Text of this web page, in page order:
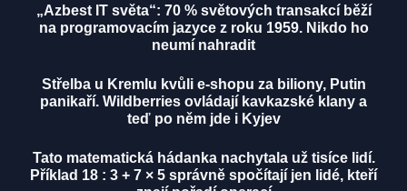
„Azbest IT světa“: 70 % světových transakcí běží
na programovacím jazyce z roku 1959. Nikdo ho
neumí nahradit
Střelba u Kremlu kvůli e-shopu za biliony, Putin
panikaří. Wildberries ovládají kavkazské klany a
teď po něm jde i Kyjev
Tato matematická hádanka nachytala už tisíce lidí.
Příklad 18 : 3 + 7 × 5 správně spočítají jen lidé, kteří